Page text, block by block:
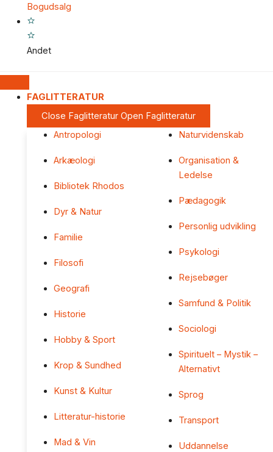
Bogudsalg
Andet
FAGLITTERATUR
Close Faglitteratur Open Faglitteratur
Antropologi
Arkæologi
Bibliotek Rhodos
Dyr & Natur
Familie
Filosofi
Geografi
Historie
Hobby & Sport
Krop & Sundhed
Kunst & Kultur
Litteratur-historie
Mad & Vin
Naturvidenskab
Organisation &
Ledelse
Pædagogik
Personlig udvikling
Psykologi
Rejsebøger
Samfund & Politik
Sociologi
Spirituelt – Mystik –
Alternativt
Sprog
Transport
Uddannelse